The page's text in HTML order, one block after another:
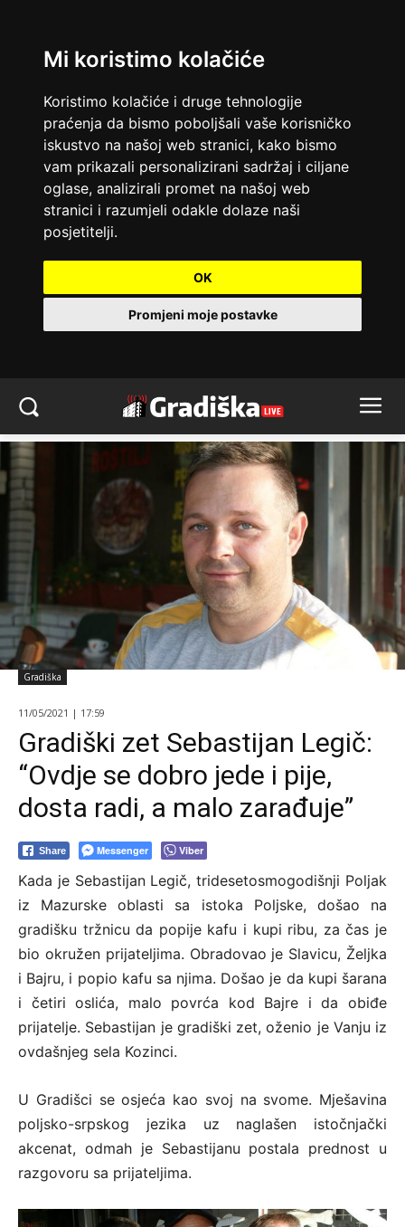
Mi koristimo kolačiće
Koristimo kolačiće i druge tehnologije
praćenja da bismo poboljšali vaše korisničko
iskustvo na našoj web stranici, kako bismo
vam prikazali personalizirani sadržaj i ciljane
oglase, analizirali promet na našoj web
stranici i razumjeli odakle dolaze naši
posjetitelji.
OK
Promjeni moje postavke
Gradiška
11/05/2021 | 17:59
Gradiški zet Sebastijan Legič:
“Ovdje se dobro jede i pije,
dosta radi, a malo zarađuje”
Share Messenger Viber
Kada je Sebastijan Legič, tridesetosmogodišnji Poljak
iz Mazurske oblasti sa istoka Poljske, došao na
gradišku tržnicu da popije kafu i kupi ribu, za čas je
bio okružen prijateljima. Obradovao je Slavicu, Željka
i Bajru, i popio kafu sa njima. Došao je da kupi šarana
i četiri oslića, malo povrća kod Bajre i da obiđe
prijatelje. Sebastijan je gradiški zet, oženio je Vanju iz
ovdašnjeg sela Kozinci.
U Gradišci se osjeća kao svoj na svome. Mješavina
poljsko-srpskog jezika uz naglašen istočnjački
akcenat, odmah je Sebastijanu postala prednost u
razgovoru sa prijateljima.